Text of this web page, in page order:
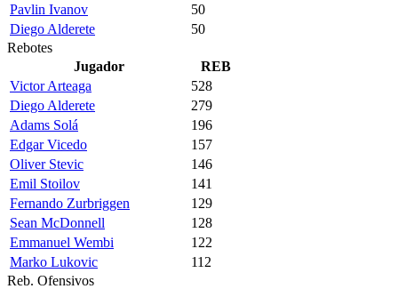
Pavlin Ivanov
50
Diego Alderete
50
Rebotes
Jugador
REB
Victor Arteaga
528
Diego Alderete
279
Adams Solá
196
Edgar Vicedo
157
Oliver Stevic
146
Emil Stoilov
141
Fernando Zurbriggen
129
Sean McDonnell
128
Emmanuel Wembi
122
Marko Lukovic
112
Reb. Ofensivos